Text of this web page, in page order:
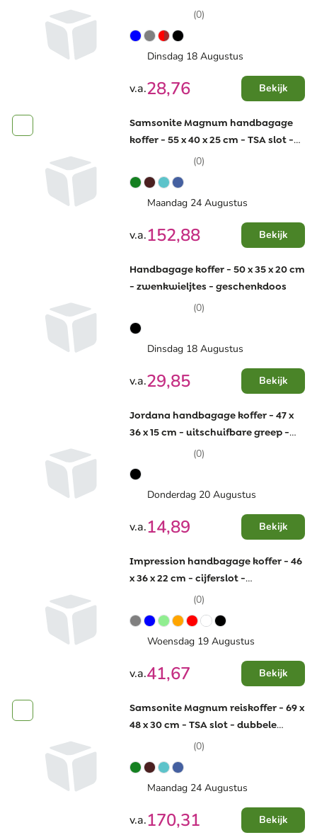
(0)
Dinsdag 18 Augustus
v.a.28,76 Bekijk
Samsonite Magnum handbagage
koffer - 55 x 40 x 25 cm - TSA slot -
dubbele trekstang
(0)
Maandag 24 Augustus
v.a.152,88 Bekijk
Handbagage koffer - 50 x 35 x 20 cm
- zwenkwieljtes - geschenkdoos
(0)
Dinsdag 18 Augustus
v.a.29,85 Bekijk
Jordana handbagage koffer - 47 x
36 x 15 cm - uitschuifbare greep -
(0)
Donderdag 20 Augustus
v.a.14,89 Bekijk
Impression handbagage koffer - 46
x 36 x 22 cm - cijferslot -
uitschuifbare greep
(0)
Woensdag 19 Augustus
v.a.41,67 Bekijk
Samsonite Magnum reiskoffer - 69 x
48 x 30 cm - TSA slot - dubbele
(0)
Maandag 24 Augustus
v.a.170,31 Bekijk